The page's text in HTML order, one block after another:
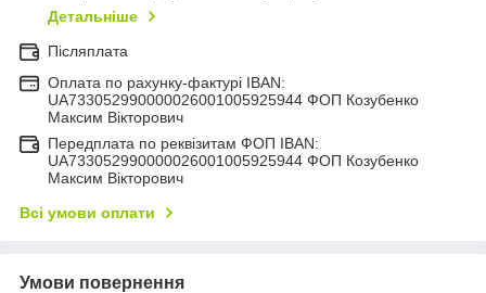
Детальніше
Післяплата
Оплата по рахунку-фактурі IBAN:
UA733052990000026001005925944 ФОП Козубенко
Максим Вікторович
Передплата по реквізитам ФОП IBAN:
UA733052990000026001005925944 ФОП Козубенко
Максим Вікторович
Всі умови оплати
Умови повернення